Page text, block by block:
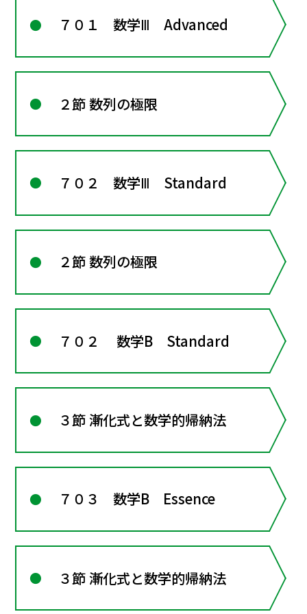
７０１ 数学Ⅲ Advanced
２節 数列の極限
７０２ 数学Ⅲ Standard
２節 数列の極限
７０２ 数学B Standard
３節 漸化式と数学的帰納法
７０３ 数学B Essence
３節 漸化式と数学的帰納法